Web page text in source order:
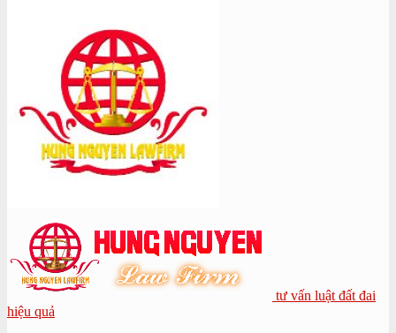
tư vấn luật đất đai
hiệu quả